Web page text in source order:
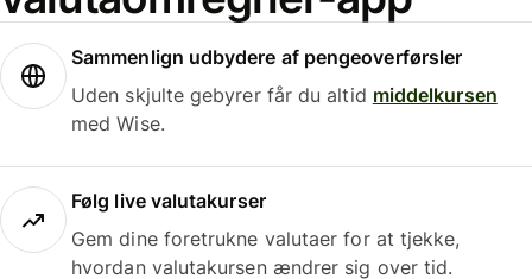
Sammenlign udbydere af pengeoverførsler
Uden skjulte gebyrer får du altid middelkursen
med Wise.
Følg live valutakurser
Gem dine foretrukne valutaer for at tjekke,
hvordan valutakursen ændrer sig over tid.